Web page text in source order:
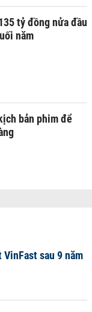
tỷ đồng nửa đầu
năm
bản phim để
sau 9 năm